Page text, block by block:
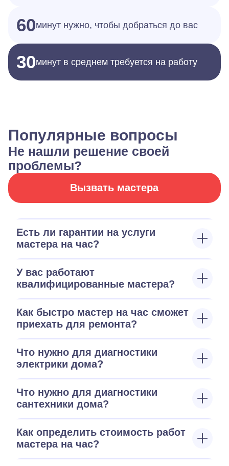
60минут нужно, чтобы добраться до вас
30минут в среднем требуется на работу
Популярные вопросы
Не нашли решение своей
проблемы?
Вызвать мастера
Есть ли гарантии на услуги
мастера на час?
У вас работают
квалифицированные мастера?
Как быстро мастер на час сможет
приехать для ремонта?
Что нужно для диагностики
электрики дома?
Что нужно для диагностики
сантехники дома?
Как определить стоимость работ
мастера на час?